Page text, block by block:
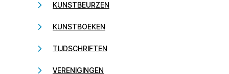
KUNSTBEURZEN
KUNSTBOEKEN
TIJDSCHRIFTEN
VERENIGINGEN